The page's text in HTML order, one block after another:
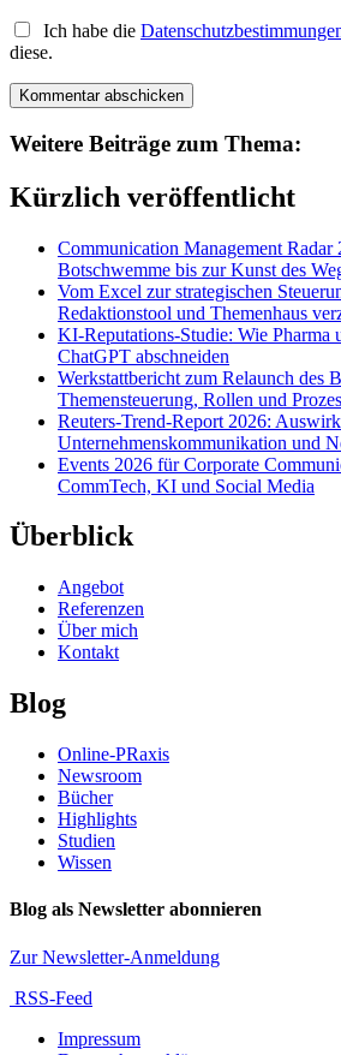
Ich habe die
diese.
Weitere Beiträge zum Thema:
Kürzlich veröffentlicht
Communication Management Radar
Botschwemme bis zur Kunst des
Vom Excel zur strategischen
Redaktionstool und Themenhaus
KI-Reputations-Studie: Wie Pharma
ChatGPT abschneiden
Werkstattbericht zum Relaunch des
Themensteuerung, Rollen und
Reuters-Trend-Report 2026:
Unternehmenskommunikation und
Events 2026 für Corporate
CommTech, KI und Social Media
Überblick
Angebot
Referenzen
Über mich
Kontakt
Blog
Online-PRaxis
Newsroom
Bücher
Highlights
Studien
Wissen
Blog als Newsletter abonnieren
Zur Newsletter-Anmeldung
RSS-Feed
Impressum